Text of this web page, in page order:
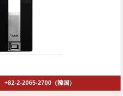
2-2065-2700（韓国）